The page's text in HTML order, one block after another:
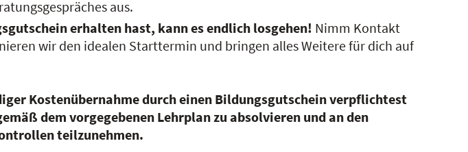
aus.
erhalten hast, kann es endlich losgehen! Nimm Kontakt
wir den idealen Starttermin und bringen alles Weitere für dich auf
Kostenübernahme durch einen Bildungsgutschein verpflichtest
dem vorgegebenen Lehrplan zu absolvieren und an den
teilzunehmen.